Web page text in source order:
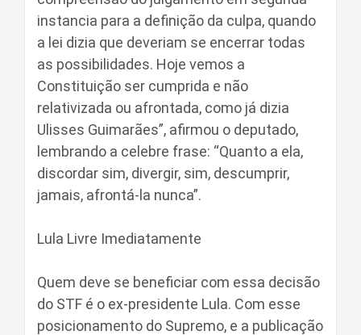
instancia para a definição da culpa, quando
a lei dizia que deveriam se encerrar todas
as possibilidades. Hoje vemos a
Constituição ser cumprida e não
relativizada ou afrontada, como já dizia
Ulisses Guimarães”, afirmou o deputado,
lembrando a celebre frase: “Quanto a ela,
discordar sim, divergir, sim, descumprir,
jamais, afrontá-la nunca”.
Lula Livre Imediatamente
Quem deve se beneficiar com essa decisão
do STF é o ex-presidente Lula. Com esse
posicionamento do Supremo, e a publicação